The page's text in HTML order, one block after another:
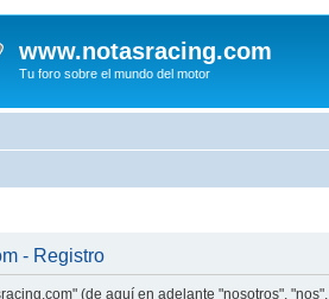
www.notasracing.com
Tu foro sobre el mundo del motor
- Registro
(de aquí en adelante "nosotros",